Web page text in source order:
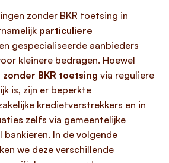
zonder BKR toetsing in
particuliere
en gespecialiseerde aanbieders
kleinere bedragen. Hoewel
BKR toetsing via reguliere
is, zijn er beperkte
kredietverstrekkers en in
zelfs via gemeentelijke
bankieren. In de volgende
we deze verschillende